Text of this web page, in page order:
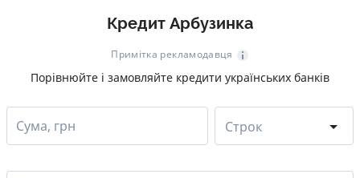
Кредит Арбузинка
Примітка рекламодавця
Порівнюйте і замовляйте кредити українських банків
Сума, грн Строк